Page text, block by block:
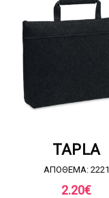
TAPLA
ΑΠΟΘΕΜΑ: 2221
2.20€